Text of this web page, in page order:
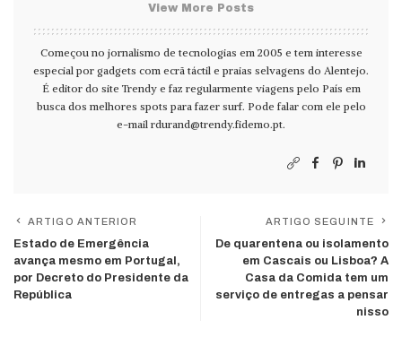
View More Posts
Começou no jornalismo de tecnologias em 2005 e tem interesse
especial por gadgets com ecrã táctil e praias selvagens do Alentejo.
É editor do site Trendy e faz regularmente viagens pelo País em
busca dos melhores spots para fazer surf. Pode falar com ele pelo
e-mail rdurand@trendy.fidemo.pt.
ARTIGO ANTERIOR
Estado de Emergência
avança mesmo em Portugal,
por Decreto do Presidente da
República
ARTIGO SEGUINTE
De quarentena ou isolamento
em Cascais ou Lisboa? A
Casa da Comida tem um
serviço de entregas a pensar
nisso